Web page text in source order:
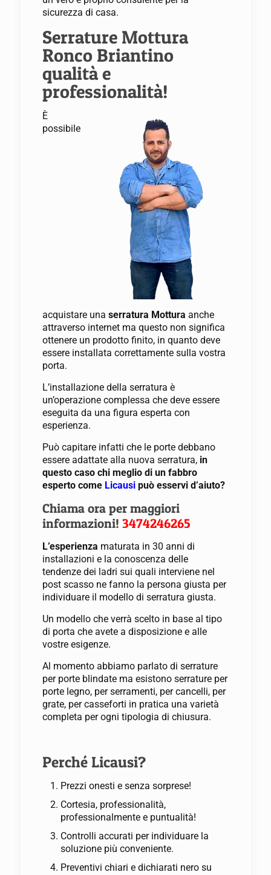
sicurezza di casa.
Serrature Mottura
Ronco Briantino
qualità e
professionalità!
È
possibile
acquistare una serratura Mottura anche
attraverso internet ma questo non significa
ottenere un prodotto finito, in quanto deve
essere installata correttamente sulla vostra
porta.
L’installazione della serratura è
un’operazione complessa che deve essere
eseguita da una figura esperta con
esperienza.
Può capitare infatti che le porte debbano
essere adattate alla nuova serratura, in
questo caso chi meglio di un fabbro
esperto come Licausipuò esservi d’aiuto?
Chiama ora per maggiori
informazioni! 3474246265
L’esperienza maturata in 30 anni di
installazioni e la conoscenza delle
tendenze dei ladri sui quali interviene nel
post scasso ne fanno la persona giusta per
individuare il modello di serratura giusta.
Un modello che verrà scelto in base al tipo
di porta che avete a disposizione e alle
vostre esigenze.
Al momento abbiamo parlato di serrature
per porte blindate ma esistono serrature per
porte legno, per serramenti, per cancelli, per
grate, per casseforti in pratica una varietà
completa per ogni tipologia di chiusura.
Perché Licausi?
Prezzi onesti e senza sorprese!
Cortesia, professionalità,
professionalmente e puntualità!
Controlli accurati per individuare la
soluzione più conveniente.
Preventivi chiari e dichiarati nero su